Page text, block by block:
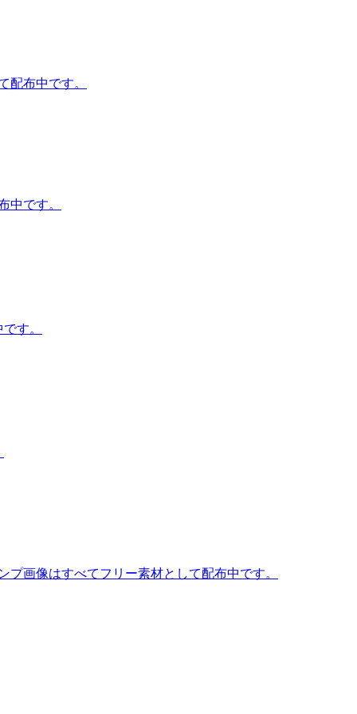
配布中です。
中です。
す。
画像はすべてフリー素材として配布中です。